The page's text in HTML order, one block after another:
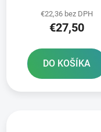
€22,36 bez DPH
€27,50
DO KOŠÍKA